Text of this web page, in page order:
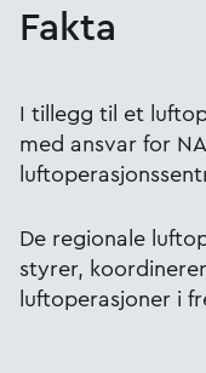
Fakta
I tillegg til et
med ansvar for
De regionale
styrer,
luftoperasjoner i